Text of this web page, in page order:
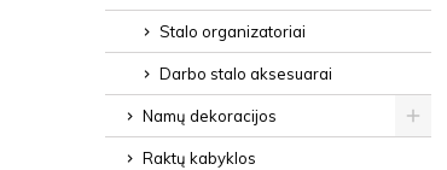
Stalo organizatoriai
Darbo stalo aksesuarai
Namų dekoracijos
Raktų kabyklos